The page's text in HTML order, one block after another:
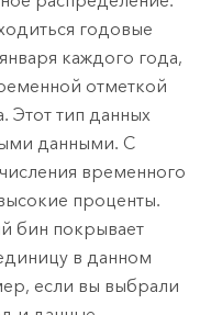
годовые
каждого года,
отметкой
Этот тип данных
данными. С
временного
проценты.
бин покрывает
в данном
если вы выбрали